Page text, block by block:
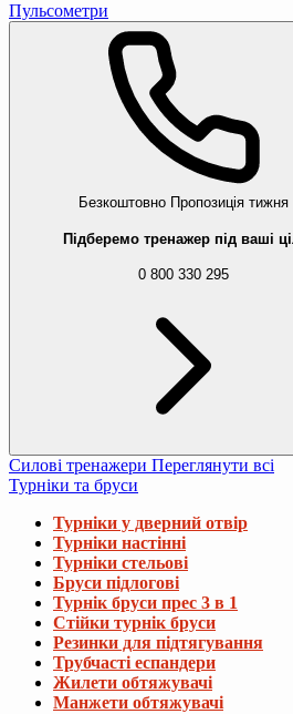
Пульсометри
Безкоштовно Пропозиція тижня
Підберемо тренажер під ваші
0 800 330 295
Силові тренажери Переглянути всі
Турніки та бруси
Турніки у дверний отвір
Турніки настінні
Турніки стельові
Бруси підлогові
Турнік бруси прес 3 в 1
Стійки турнік бруси
Резинки для підтягування
Трубчасті еспандери
Жилети обтяжувачі
Манжети обтяжувачі